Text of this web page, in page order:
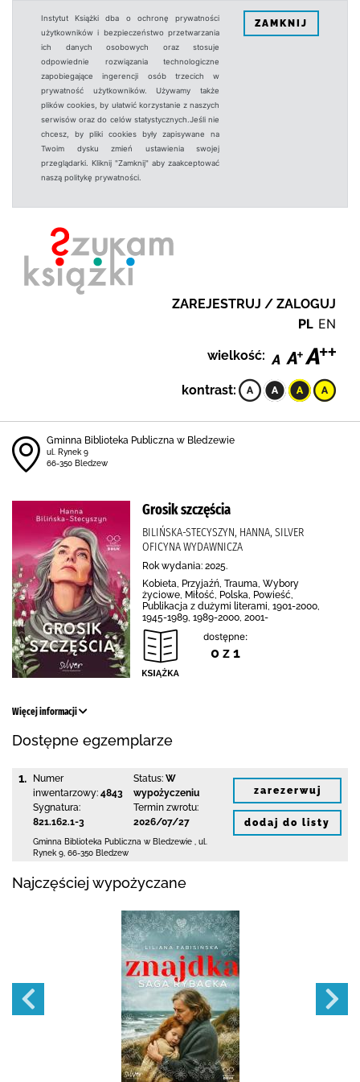
Instytut Książki dba o ochronę prywatności
użytkowników i bezpieczeństwo przetwarzania
ich danych osobowych oraz stosuje
odpowiednie rozwiązania technologiczne
zapobiegające ingerencji osób trzecich w
prywatność użytkowników. Używamy także
plików cookies, by ułatwić korzystanie z naszych
serwisów oraz do celów statystycznych.Jeśli nie
chcesz, by pliki cookies były zapisywane na
Twoim dysku zmień ustawienia swojej
przeglądarki. Kliknij "Zamknij" aby zaakceptować
naszą politykę prywatności.
ZAMKNIJ
ZAREJESTRUJ / ZALOGUJ
PL EN
wielkość:
kontrast:
Gminna Biblioteka Publiczna w Bledzewie
ul. Rynek 9
66-350 Bledzew
Grosik szczęścia
BILIŃSKA-STECYSZYN, HANNA, SILVER
OFICYNA WYDAWNICZA
Rok wydania: 2025.
Kobieta, Przyjaźń, Trauma, Wybory
życiowe, Miłość, Polska, Powieść,
Publikacja z dużymi literami, 1901-2000,
1945-1989, 1989-2000, 2001-
dostępne:
0 z 1
Więcej informacji
Dostępne egzemplarze
1.
Numer
inwentarzowy: 4843
Sygnatura:
821.162.1-3
Status: W
wypożyczeniu
Termin zwrotu:
2026/07/27
Gminna Biblioteka Publiczna w Bledzewie
ul.
Rynek 9 66-350 Bledzew
zarezerwuj
dodaj do listy
Najczęściej wypożyczane